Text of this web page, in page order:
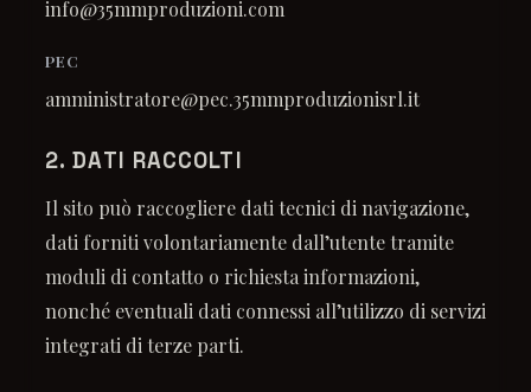
info@35mmproduzioni.com
PEC
amministratore@pec.35mmproduzionisrl.it
2. DATI RACCOLTI
Il sito può raccogliere dati tecnici di navigazione,
dati forniti volontariamente dall’utente tramite
moduli di contatto o richiesta informazioni,
nonché eventuali dati connessi all’utilizzo di servizi
integrati di terze parti.